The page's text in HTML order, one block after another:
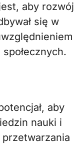
aby rozwój
się w
aby
nauki i